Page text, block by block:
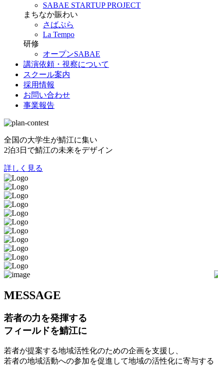
SABAE STARTUP PROJECT
まちなか賑わい
さばぷら
La Tempo
研修
オープンSABAE
講演依頼・視察について
スクール案内
採用情報
お問い合わせ
事業報告
全国の大学生が鯖江に集い
2泊3日で鯖江の未来をデザイン
詳しく見る
MESSAGE
若者の力を発揮する
フィールドを鯖江に
若者が提案する地域活性化のための企画を支援し、
若者の地域活動への参加を促進して地域の活性化に寄与する